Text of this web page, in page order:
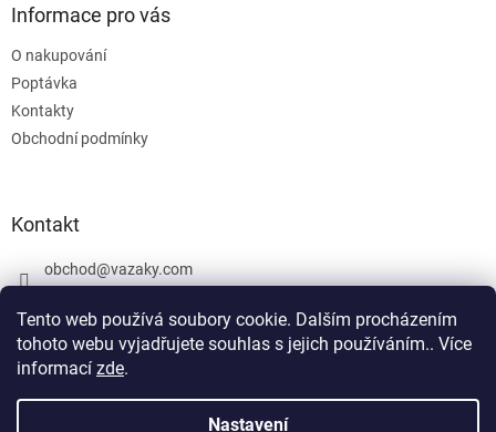
Tento web používá soubory cookie. Dalším procházením
tohoto webu vyjadřujete souhlas s jejich používáním.. Více
informací zde.
Nastavení
Informace pro vás
O nakupování
Poptávka
Kontakty
Obchodní podmínky
Kontakt
obchod@vazaky.com